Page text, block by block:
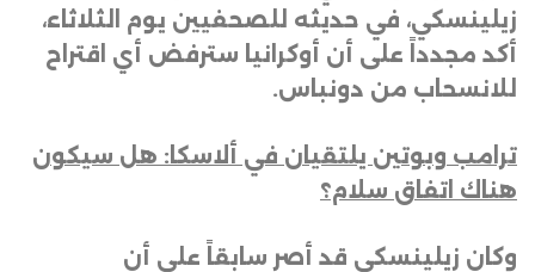
زيلينسكي، في حديثه للصحفيين يوم الثلاثاء،
أكد مجدداً على أن أوكرانيا سترفض أي اقتراح
للانسحاب من دونباس.
ترامب وبوتين يلتقيان في ألاسكا: هل سيكون
هناك اتفاق سلام؟
وكان زيلينسكي قد أصر سابقاً على أن